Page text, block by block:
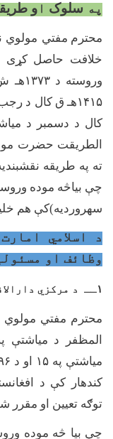
په سلوک ا و
محترم مفتي مولوي
خلافت حاصل کړی
وروسته د۱۳۷۳هـ
۱۴۱۵هـ ق کال د
کال د دسمبر د
الطریقت حضرت
ته په طریقه
چې بیاڅه موده
سهروردیه)کې هم
د اسلامي
وظائف او
۱ــ د مرکزي
محترم مفتي
المظفر د میاشتې
میاشتې په ۱۵ او د
کندهار کې د
توګه تعیین او مقرر
چې بیا څه موده